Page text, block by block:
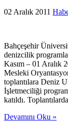
02 Aralık 2011
Bahçeşehir
denizcilik
Kasım – 01 Aralık
Mesleki
toplantılara Deniz
İşletmeciliği
katıldı.
Devamını Oku »